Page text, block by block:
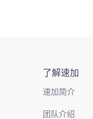
了解速加
速加简介
团队介绍